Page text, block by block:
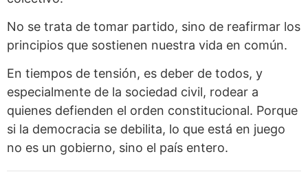
No se trata de tomar partido, sino de reafirmar los
principios que sostienen nuestra vida en común.
En tiempos de tensión, es deber de todos, y
especialmente de la sociedad civil, rodear a
quienes defienden el orden constitucional. Porque
si la democracia se debilita, lo que está en juego
no es un gobierno, sino el país entero.